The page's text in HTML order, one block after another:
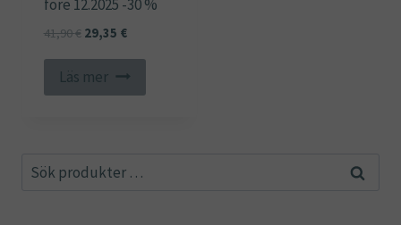
före 12.2025 -30 %
41,90€ Det
priset
var:
29,35 €Det
priset
är:
Läs mer
Sök
Sök